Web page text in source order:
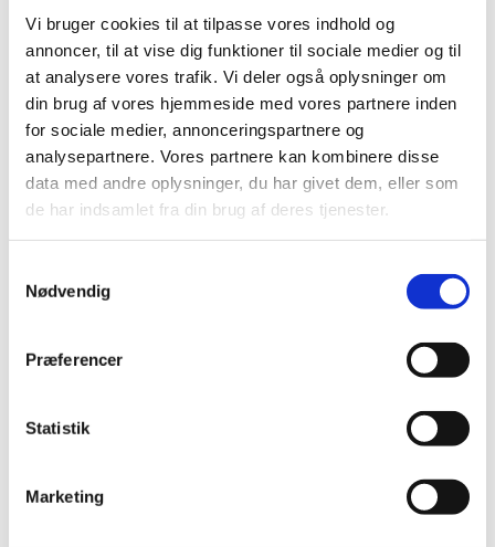
Vi bruger cookies til at tilpasse vores indhold og
annoncer, til at vise dig funktioner til sociale medier og til
at analysere vores trafik. Vi deler også oplysninger om
din brug af vores hjemmeside med vores partnere inden
for sociale medier, annonceringspartnere og
analysepartnere. Vores partnere kan kombinere disse
data med andre oplysninger, du har givet dem, eller som
de har indsamlet fra din brug af deres tjenester.
Nødvendig
Præferencer
Statistik
Marketing
Hver aften på alle hverdage har vi aftensang i
Løgumkloster kirke kl.17.30.
Her hører vi musik, synger et par salmer og beder
en bøn. Det er en stund for ro, refleksion og med
mulighed for at få skuldrene ned.
Om onsdagen er det med altergang, og her vil
enten kirkens præster eller kursuslederne fra FUV
stå for aftensangen.